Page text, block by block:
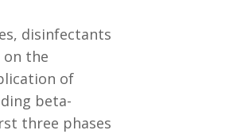
disinfectants
on the
of
beta-
three phases